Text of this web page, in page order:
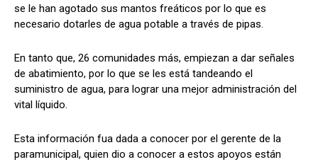
se le han agotado sus mantos freáticos por lo que es
necesario dotarles de agua potable a través de pipas.
En tanto que, 26 comunidades más, empiezan a dar señales
de abatimiento, por lo que se les está tandeando el
suministro de agua, para lograr una mejor administración del
vital líquido.
Esta información fua dada a conocer por el gerente de la
paramunicipal, quien dio a conocer a estos apoyos están